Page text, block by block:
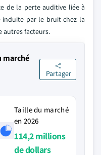
de la perte auditive liée à
induite par le bruit chez la
autres facteurs.
marché
Partager
Taille du marché
en 2026
114,2 millions
de dollars